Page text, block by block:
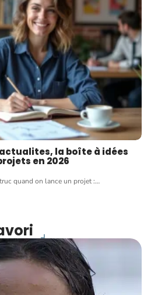
la boîte à idées
en 2026
quand on lance un projet :…